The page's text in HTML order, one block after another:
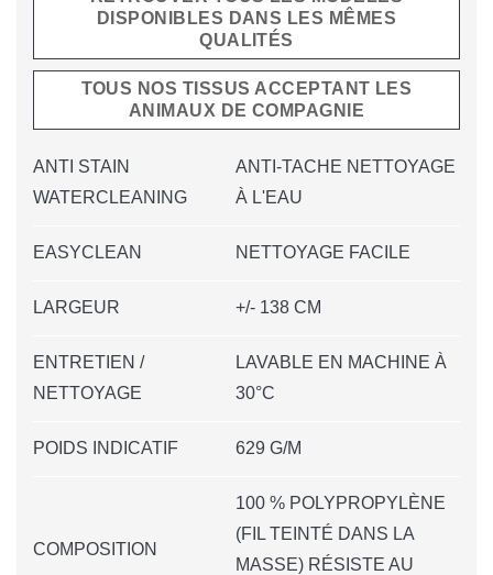
DISPONIBLES DANS LES MÊMES
QUALITÉS
TOUS NOS TISSUS ACCEPTANT LES
ANIMAUX DE COMPAGNIE
ANTI STAIN
WATERCLEANING
ANTI-TACHE NETTOYAGE
À L'EAU
EASYCLEAN NETTOYAGE FACILE
LARGEUR +/- 138 CM
ENTRETIEN /
NETTOYAGE
LAVABLE EN MACHINE À
30°C
POIDS INDICATIF 629 G/M
COMPOSITION
100 % POLYPROPYLÈNE
(FIL TEINTÉ DANS LA
MASSE) RÉSISTE AU